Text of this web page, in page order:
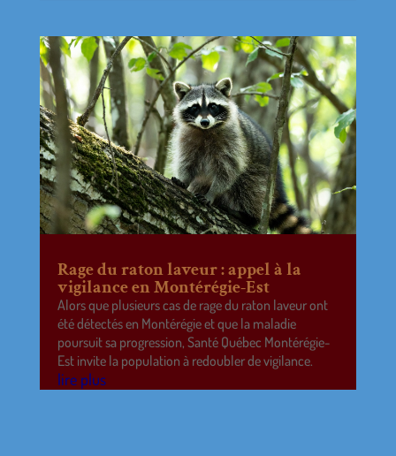
Rage du raton laveur : appel à la
vigilance en Montérégie-Est
Alors que plusieurs cas de rage du raton laveur ont
été détectés en Montérégie et que la maladie
poursuit sa progression, Santé Québec Montérégie-
Est invite la population à redoubler de vigilance.
lire plus